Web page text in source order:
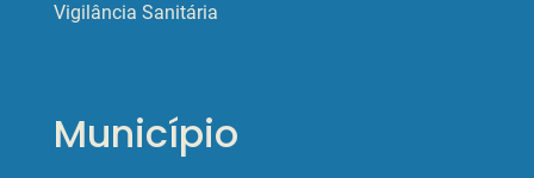
Vigilância Sanitária
Município